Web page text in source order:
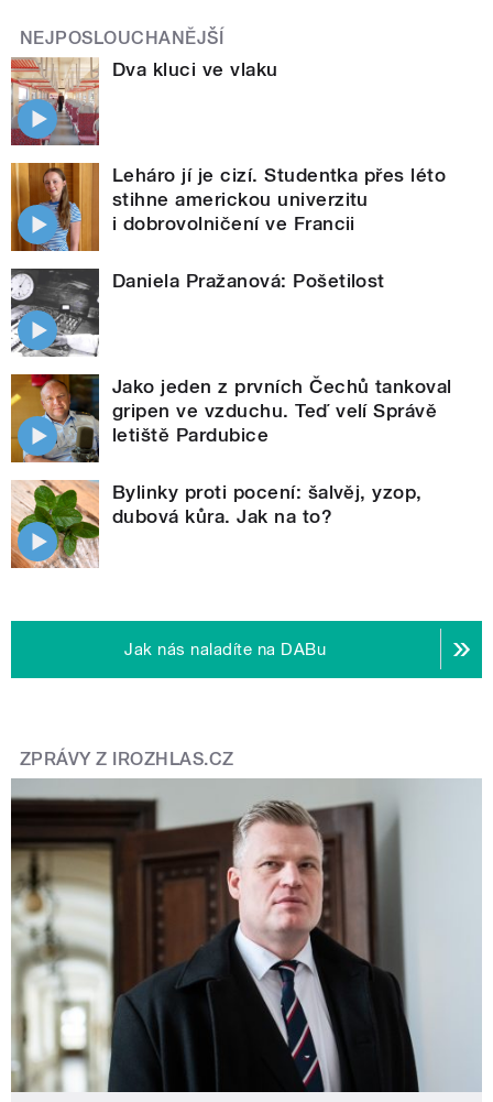
NEJPOSLOUCHANĚJŠÍ
Dva kluci ve vlaku
Leháro jí je cizí. Studentka přes léto
stihne americkou univerzitu
i dobrovolničení ve Francii
Daniela Pražanová: Pošetilost
Jako jeden z prvních Čechů tankoval
gripen ve vzduchu. Teď velí Správě
letiště Pardubice
Bylinky proti pocení: šalvěj, yzop,
dubová kůra. Jak na to?
Jak nás naladíte na DABu
ZPRÁVY Z IROZHLAS.CZ